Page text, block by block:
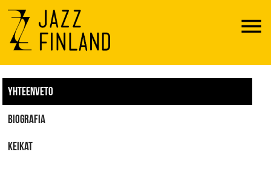
Menu
YHTEENVETO
BIOGRAFIA
KEIKAT